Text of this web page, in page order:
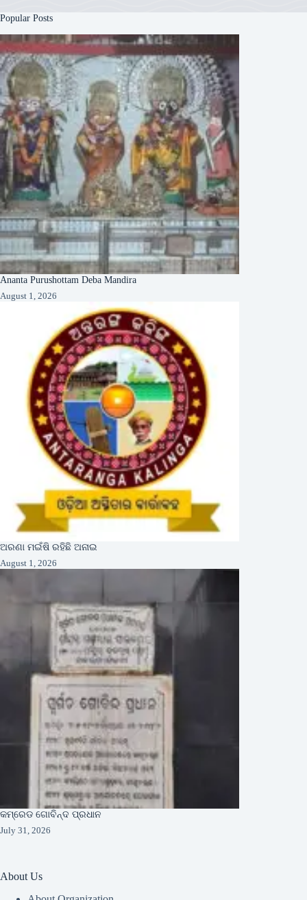
Popular Posts
Ananta Purushottam Deba Mandira
August 1, 2026
ଅରଣା ମଇଁଷି ରହିଛି ଅନାଇ
August 1, 2026
କମ୍ରେଡ ଗୋବିନ୍ଦ ପ୍ରଧାନ
July 31, 2026
About Us